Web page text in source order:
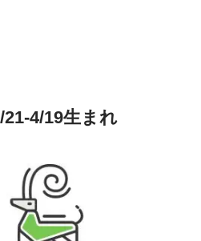
21-4/19生まれ